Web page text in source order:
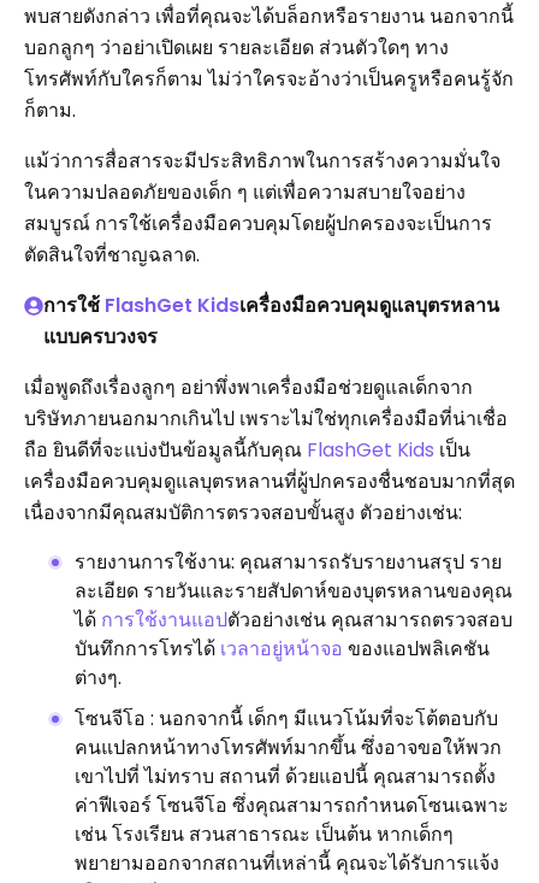
พบสายดังกล่าว เพื่อที่คุณจะได้บล็อกหรือรายงาน นอกจากนี้
บอกลูกๆ ว่าอย่าเปิดเผย รายละเอียด ส่วนตัวใดๆ ทาง
โทรศัพท์กับใครก็ตาม ไม่ว่าใครจะอ้างว่าเป็นครูหรือคนรู้จัก
ก็ตาม.
แม้ว่าการสื่อสารจะมีประสิทธิภาพในการสร้างความมั่นใจ
ในความปลอดภัยของเด็ก ๆ แต่เพื่อความสบายใจอย่าง
สมบูรณ์ การใช้เครื่องมือควบคุมโดยผู้ปกครองจะเป็นการ
ตัดสินใจที่ชาญฉลาด.
การใช้ FlashGet Kidsเครื่องมือควบคุมดูแลบุตรหลาน
แบบครบวงจร
เมื่อพูดถึงเรื่องลูกๆ อย่าพึ่งพาเครื่องมือช่วยดูแลเด็กจาก
บริษัทภายนอกมากเกินไป เพราะไม่ใช่ทุกเครื่องมือที่น่าเชื่อ
ถือ ยินดีที่จะแบ่งปันข้อมูลนี้กับคุณ FlashGet Kids เป็น
เครื่องมือควบคุมดูแลบุตรหลานที่ผู้ปกครองชื่นชอบมากที่สุด
เนื่องจากมีคุณสมบัติการตรวจสอบขั้นสูง ตัวอย่างเช่น:
รายงานการใช้งาน: คุณสามารถรับรายงานสรุป ราย
ละเอียด รายวันและรายสัปดาห์ของบุตรหลานของคุณ
ได้ การใช้งานแอปตัวอย่างเช่น คุณสามารถตรวจสอบ
บันทึกการโทรได้ เวลาอยู่หน้าจอ ของแอปพลิเคชัน
ต่างๆ.
โซนจีโอ : นอกจากนี้ เด็กๆ มีแนวโน้มที่จะโต้ตอบกับ
คนแปลกหน้าทางโทรศัพท์มากขึ้น ซึ่งอาจขอให้พวก
เขาไปที่ ไม่ทราบ สถานที่ ด้วยแอปนี้ คุณสามารถตั้ง
ค่าฟีเจอร์ โซนจีโอ ซึ่งคุณสามารถกำหนดโซนเฉพาะ
เช่น โรงเรียน สวนสาธารณะ เป็นต้น หากเด็กๆ
พยายามออกจากสถานที่เหล่านี้ คุณจะได้รับการแจ้ง